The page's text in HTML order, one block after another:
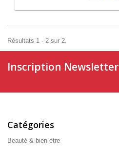
Résultats 1 - 2 sur 2.
Inscription Newsletter
Catégories
Beauté & bien étre